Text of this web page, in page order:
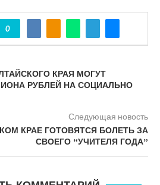
0
КРАЯ МОГУТ
РУБЛЕЙ НА СОЦИАЛЬНО
Следующая новость
КРАЕ ГОТОВЯТСЯ БОЛЕТЬ ЗА
СВОЕГО “УЧИТЕЛЯ ГОДА”